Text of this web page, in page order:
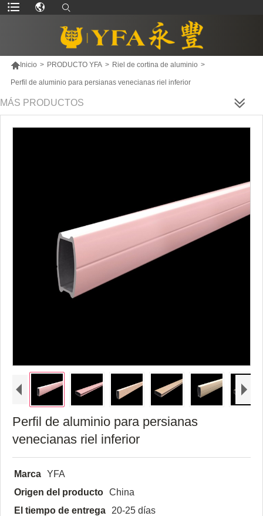
Inicio > PRODUCTO YFA > Riel de cortina de aluminio >
Perfil de aluminio para persianas venecianas riel inferior
MÁS PRODUCTOS
Perfil de aluminio para persianas
venecianas riel inferior
Marca YFA
Origen del producto China
El tiempo de entrega
20-25 días